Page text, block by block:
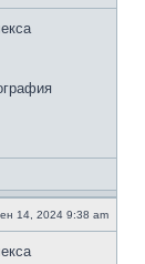
14, 2024 9:38 am